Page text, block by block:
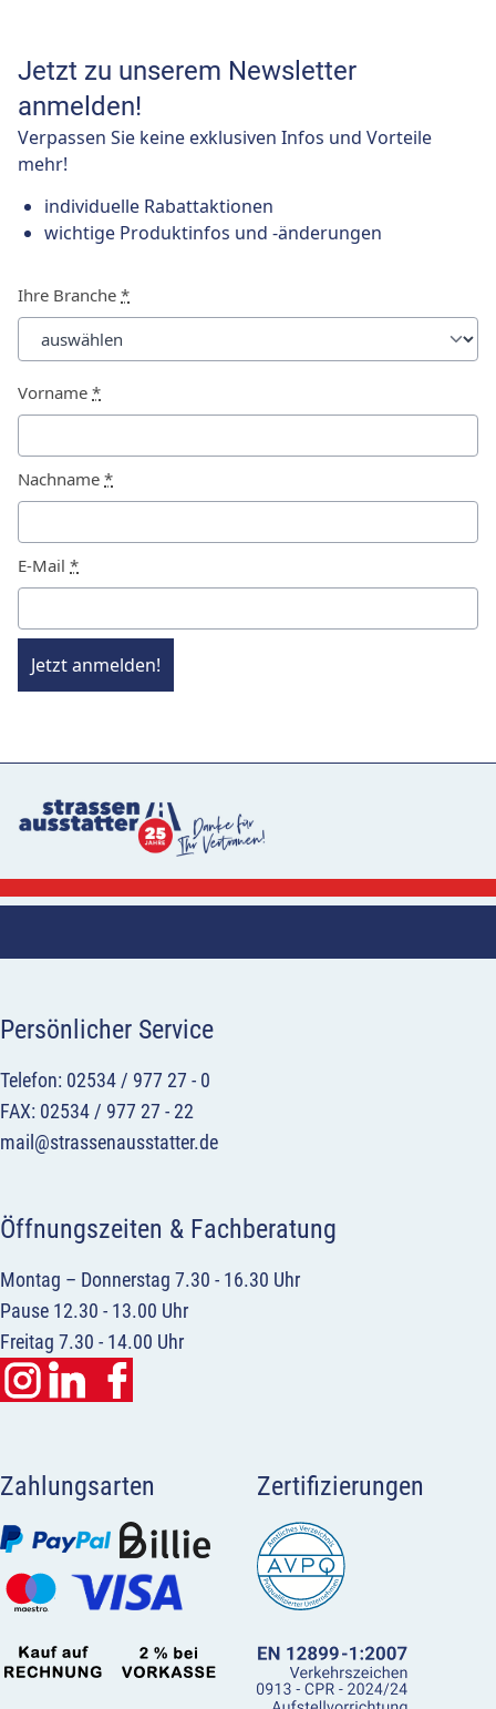
Jetzt zu unserem Newsletter
anmelden!
Verpassen Sie keine exklusiven Infos und Vorteile
mehr!
individuelle Rabattaktionen
wichtige Produktinfos und -änderungen
Ihre Branche *
Vorname *
Nachname *
E-Mail *
Jetzt anmelden!
Persönlicher Service
Telefon: 02534 / 977 27 - 0
FAX: 02534 / 977 27 - 22
mail@strassenausstatter.de
Öffnungszeiten & Fachberatung
Montag – Donnerstag 7.30 - 16.30 Uhr
Pause 12.30 - 13.00 Uhr
Freitag 7.30 - 14.00 Uhr
Zahlungsarten Zertifizierungen